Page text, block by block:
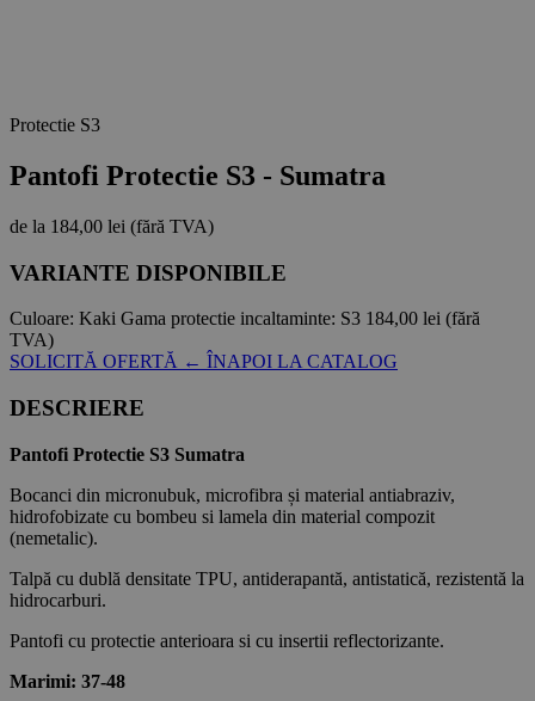
Protectie S3
Pantofi Protectie S3 - Sumatra
de la 184,00 lei (fără TVA)
VARIANTE DISPONIBILE
Culoare: Kaki Gama protectie incaltaminte: S3 184,00 lei (fără
TVA)
SOLICITĂ OFERTĂ ← ÎNAPOI LA CATALOG
DESCRIERE
Pantofi Protectie S3 Sumatra
Bocanci din micronubuk, microfibra și material antiabraziv,
hidrofobizate cu bombeu si lamela din material compozit
(nemetalic).
Talpă cu dublă densitate TPU, antiderapantă, antistatică, rezistentă la
hidrocarburi.
Pantofi cu protectie anterioara si cu insertii reflectorizante.
Marimi: 37-48